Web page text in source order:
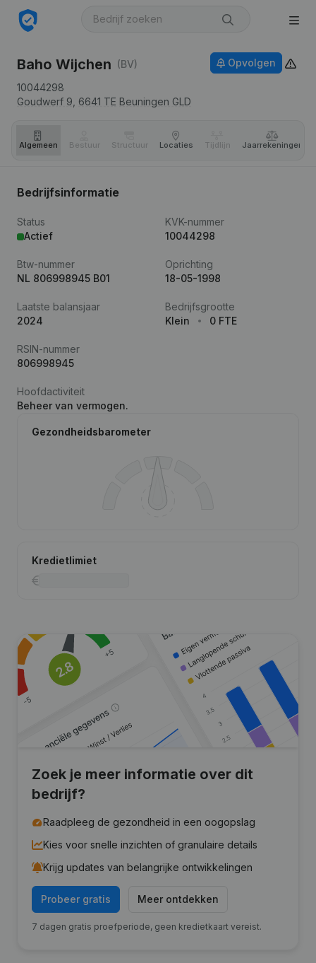
Baho Wijchen (BV)
10044298
Goudwerf 9, 6641 TE Beuningen GLD
Opvolgen
Algemeen Bestuur Structuur Locaties Tijdlijn Jaar­rekeningen
Bedrijfsinformatie
Status
Actief
KVK-nummer
10044298
Btw-nummer
NL 806998945 B01
Oprichting
18-05-1998
Laatste balansjaar
2024
Bedrijfsgrootte
Klein
0 FTE
RSIN-nummer
806998945
Hoofdactiviteit
Beheer van vermogen.
Gezondheidsbarometer
Kredietlimiet
Zoek je meer informatie over dit
bedrijf?
Raadpleeg de gezondheid in een oogopslag
Kies voor snelle inzichten of granulaire details
Krijg updates van belangrijke ontwikkelingen
Probeer gratis Meer ontdekken
7 dagen gratis proefperiode, geen kredietkaart vereist.